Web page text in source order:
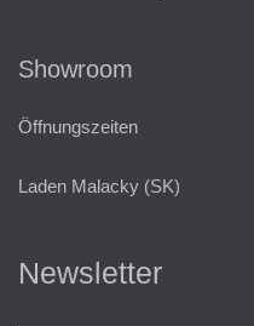
Showroom
Öffnungszeiten
Laden Malacky (SK)
Newsletter